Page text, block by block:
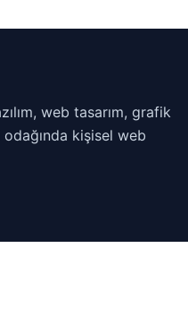
web tasarım, grafik
kişisel web